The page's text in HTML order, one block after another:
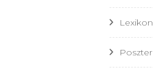
Lexikon
Poszter